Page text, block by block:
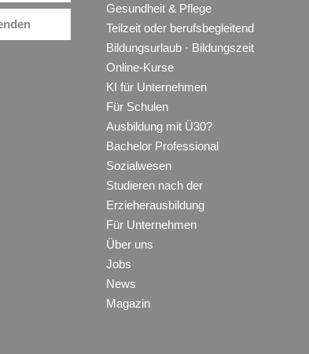
Gesundheit & Pflege
Teilzeit oder berufsbegleitend
Bildungsurlaub · Bildungszeit
Online-Kurse
KI für Unternehmen
Für Schulen
Ausbildung mit Ü30?
Bachelor Professional
Sozialwesen
Studieren nach der
Erzieherausbildung
Für Unternehmen
Über uns
Jobs
News
Magazin